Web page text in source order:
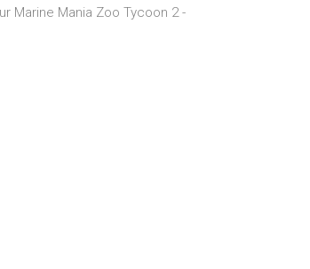
Marine Mania Zoo Tycoon 2 -